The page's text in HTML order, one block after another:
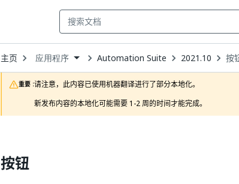
主页 Open
Dropdown
to
choose
product
应用程序 Automation Suite 2021.10 按
重要 :请注意，此内容已使用机器翻译进行了部分本地化。
新发布内容的本地化可能需要 1-2 周的时间才能完成。
按钮